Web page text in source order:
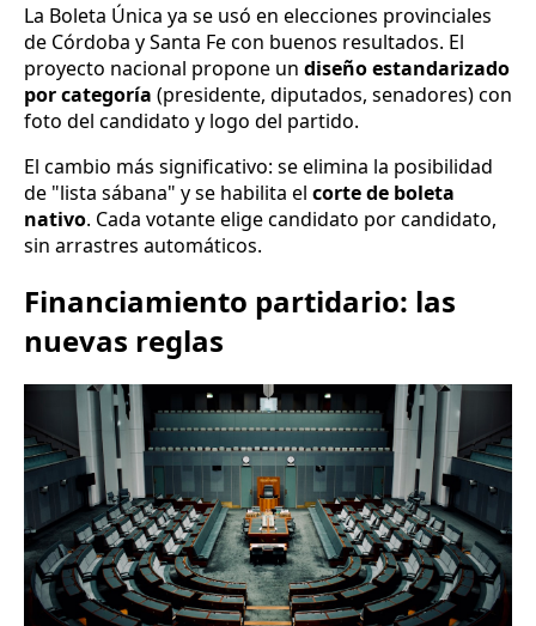
La Boleta Única ya se usó en elecciones provinciales
de Córdoba y Santa Fe con buenos resultados. El
proyecto nacional propone un diseño estandarizado
por categoría (presidente, diputados, senadores) con
foto del candidato y logo del partido.
El cambio más significativo: se elimina la posibilidad
de "lista sábana" y se habilita el corte de boleta
nativo. Cada votante elige candidato por candidato,
sin arrastres automáticos.
Financiamiento partidario: las
nuevas reglas